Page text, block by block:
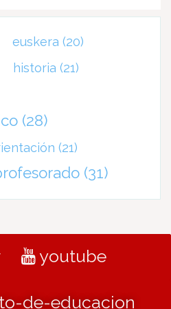
euskera (20)
historia (21)
(28)
(21)
(31)
youtube
de-educacion